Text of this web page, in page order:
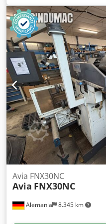
DATOS TECNICOS
Eje Z: 620 mm Marcha
máx. de revoluciones:
40 Capacidad de la
540 mm Peso máx. pieza:
de astillas Rueda
Sensor de medida:
Alemania 8.345 km
Avia FNX30NC
Avia FNX30NC